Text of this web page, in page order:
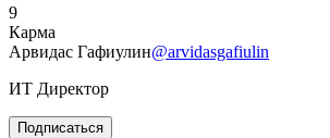
9
Карма
Арвидас Гафиулин@arvidasgafiulin
ИТ Директор
Подписаться